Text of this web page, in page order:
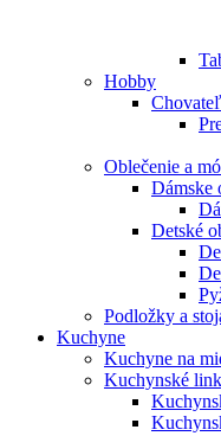
Hobby
Oblečenie a
Dámske
Detské
Podložky a
Kuchyne
Kuchyne na
Kuchynské